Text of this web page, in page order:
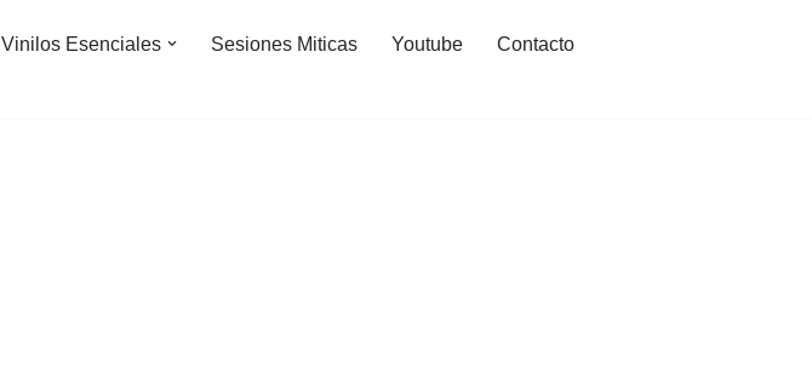
Vinilos Esenciales Sesiones Miticas Youtube
Contacto